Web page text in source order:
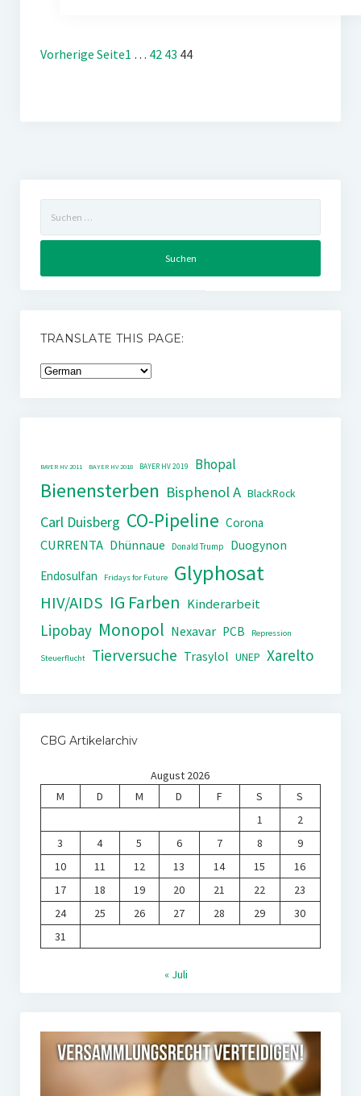
Vorherige Seite1 … 42 43 44
nach:
TRANSLATE THIS PAGE:
BAYER HV 2011 BAYER HV 2018 BAYER HV 2019 Bhopal
Bienensterben Bisphenol A BlackRock
Carl Duisberg CO-Pipeline Corona
CURRENTA Dhünnaue Donald Trump
Duogynon
Endosulfan
Fridays for Future Glyphosat
HIV/AIDS IG Farben Kinderarbeit
Lipobay Monopol Nexavar PCB Repression
Steuerflucht Tierversuche Trasylol UNEP Xarelto
CBG Artikelarchiv
August 2026
M
D M D F S
S
1
2
3
4 5 6 7 8
9
10
11 12 13 14 15
16
17
18 19 20 21 22
23
24
25 26 27 28 29
30
31
« Juli